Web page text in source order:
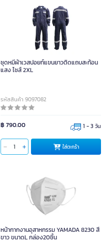
ชุดหมีผ้าเวสปอยท์แขนยาวติดแถบสะท้อน
แสง ไซส์ 2XL
รหัสสินค้า 9097082
฿ 790.00 1 - 3 วัน
ใส่ตะกร้า
หน้ากากงานอุสาหกรรม YAMADA 8230 สี
ขาว ขนาดL กล่อง20ชิ้น